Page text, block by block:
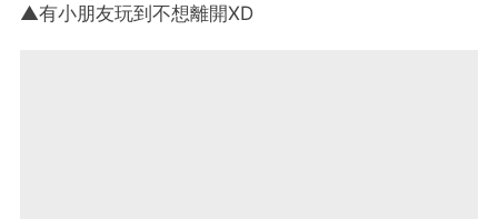
▲有小朋友玩到不想離開XD